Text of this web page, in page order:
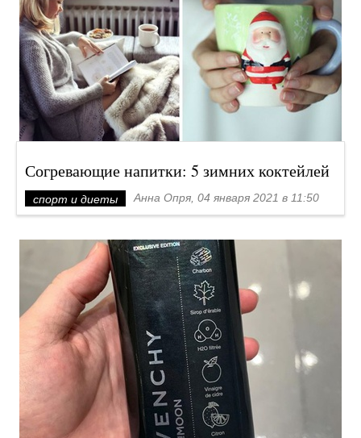
Согревающие напитки: 5 зимних коктейлей
спорт и диеты Анна Опря, 04 января 2021 в 11:50